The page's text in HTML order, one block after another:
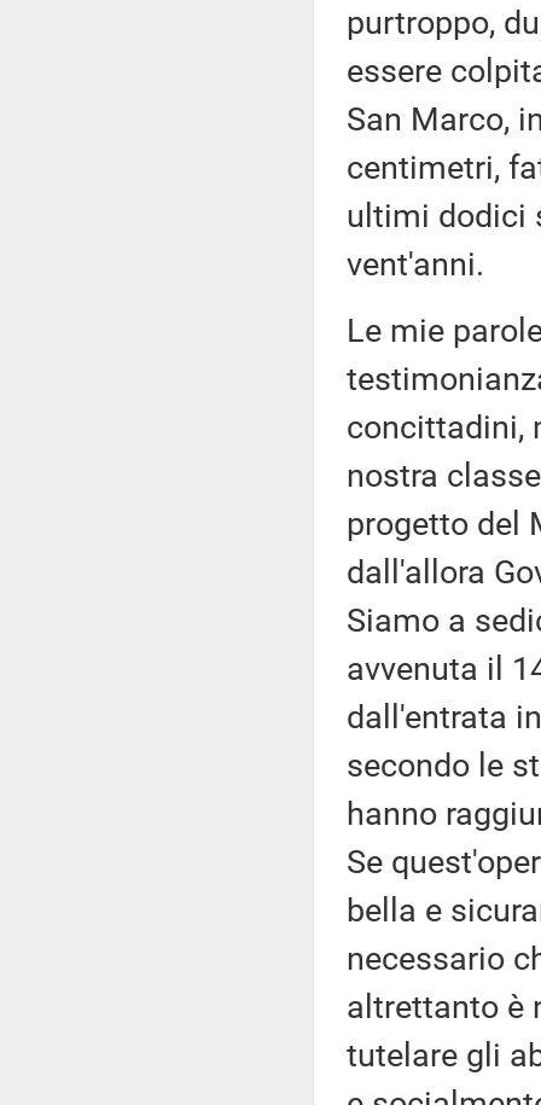
purtroppo,
essere
San Marco,
centimetri,
ultimi dodici
vent'anni.
Le mie
concittadini,
nostra
progetto del
dall'allora
Siamo a
avvenuta il
dall'entrata
secondo le
hanno
Se
bella e
necessario
altrettanto è
tutelare gli